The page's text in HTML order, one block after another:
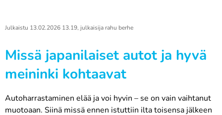
Julkaistu 13.02.2026 13.19, julkaisija rahu berhe
Missä japanilaiset autot ja hyvä
meininki kohtaavat
Autoharrastaminen elää ja voi hyvin – se on vain vaihtanut
muotoaan. Siinä missä ennen istuttiin ilta toisensa jälkeen